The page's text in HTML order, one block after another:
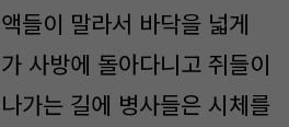
들이 말라서 바닥을 넓게
사방에 돌아다니고 쥐들이
가는 길에 병사들은 시체를